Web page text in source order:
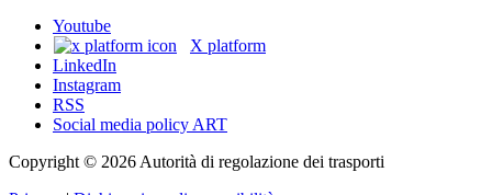
Youtube
X platform
LinkedIn
Instagram
RSS
Social media policy ART
Copyright © 2026 Autorità di regolazione dei trasporti